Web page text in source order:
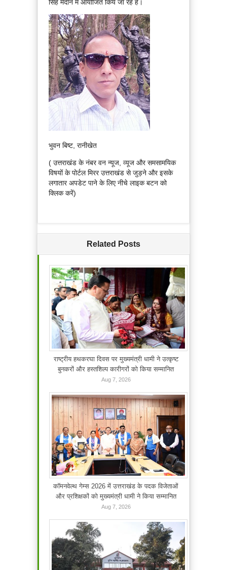
सिंह मैदान में आयोजित किये जा रहे हैं।
भुवन बिष्ट, रानीखेत
( उत्तराखंड के नंबर वन न्यूज, व्यूज और समसामयिक
विषयों के पोर्टल मिरर उत्तराखंड से जुड़ने और इसके
लगातार अपडेट पाने के लिए नीचे लाइक बटन को
क्लिक करें)
Related Posts
राष्ट्रीय हथकरघा दिवस पर मुख्यमंत्री धामी ने उत्कृष्ट
बुनकरों और हस्तशिल्प कारीगरों को किया सम्मानित
Aug 7, 2026
कॉमनवेल्थ गेम्स 2026 में उत्तराखंड के पदक विजेताओं
और प्रशिक्षकों को मुख्यमंत्री धामी ने किया सम्मानित
Aug 7, 2026